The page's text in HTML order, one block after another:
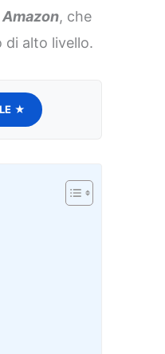
, che
di alto livello.
★